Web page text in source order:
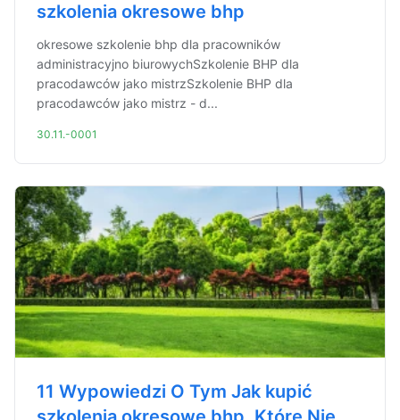
szkolenia okresowe bhp
okresowe szkolenie bhp dla pracowników
administracyjno biurowychSzkolenie BHP dla
pracodawców jako mistrzSzkolenie BHP dla
pracodawców jako mistrz - d...
30.11.-0001
11 Wypowiedzi O Tym Jak kupić